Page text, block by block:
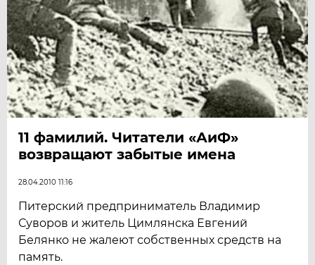
11 фамилий. Читатели «АиФ»
возвращают забытые имена
28.04.2010 11:16
Питерский предприниматель Владимир
Суворов и житель Цимлянска Евгений
Белянко не жалеют собственных средств на
память.